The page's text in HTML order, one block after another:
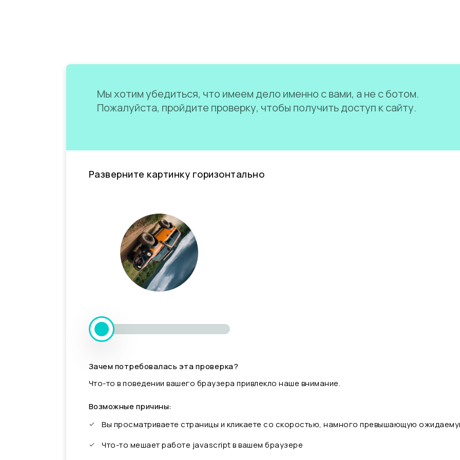
Мы хотим убедиться, что имеем дело именно с вами, а не с ботом.
Пожалуйста, пройдите проверку, чтобы получить доступ к сайту.
Разверните картинку горизонтально
Зачем потребовалась эта проверка?
Что-то в поведении вашего браузера привлекло наше внимание.
Возможные причины:
Вы просматриваете страницы и кликаете со скоростью, намного превышающую
Что-то мешает работе javascript в вашем браузере